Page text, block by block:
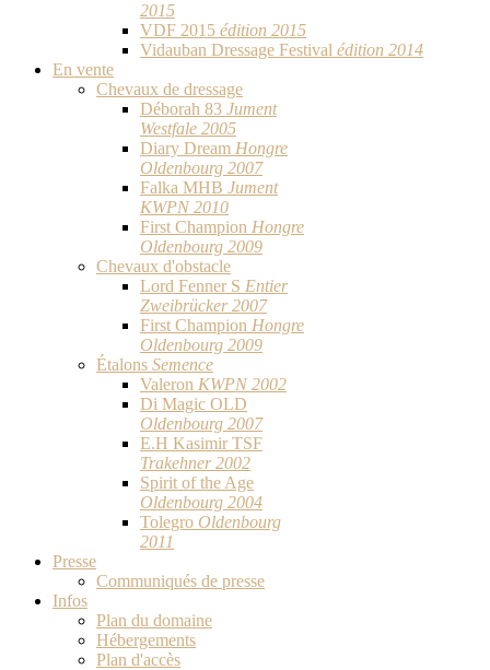
2015
VDF 2015 édition 2015
Vidauban Dressage Festival édition 2014
En vente
Chevaux de dressage
Déborah 83 Jument
Westfale 2005
Diary Dream Hongre
Oldenbourg 2007
Falka MHB Jument
KWPN 2010
First Champion Hongre
Oldenbourg 2009
Chevaux d'obstacle
Lord Fenner S Entier
Zweibrücker 2007
First Champion Hongre
Oldenbourg 2009
Étalons Semence
Valeron KWPN 2002
Di Magic OLD
Oldenbourg 2007
E.H Kasimir TSF
Trakehner 2002
Spirit of the Age
Oldenbourg 2004
Tolegro Oldenbourg
2011
Presse
Communiqués de presse
Infos
Plan du domaine
Hébergements
Plan d'accès